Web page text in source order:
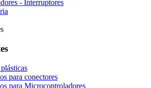
- Interruptores
para conectores
para Microcontroladores